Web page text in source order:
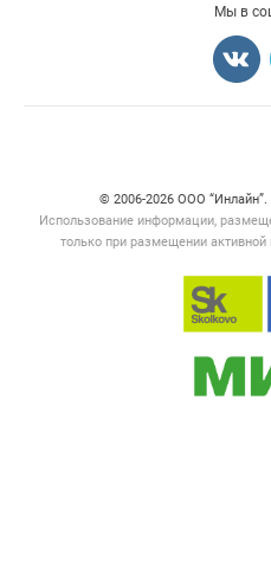
Мы в
© 2006‑2026 ООО
Использование информации,
только при размещении активной